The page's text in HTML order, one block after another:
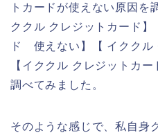
トカードが使えない原因を
ククル クレジットカード
ド 使えない】【 イククル
【イククル クレジットカ
調べてみました。
そのような感じで、私自身